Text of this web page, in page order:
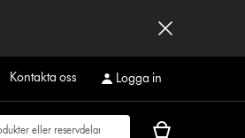
Kontakta oss Logga in
Kundvagnen